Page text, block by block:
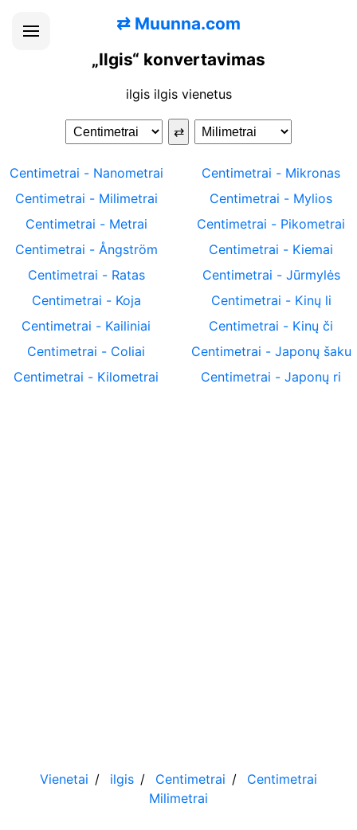
⇄ Muunna.com
„Ilgis“ konvertavimas
ilgis ilgis vienetus
⇄
Centimetrai - Nanometrai
Centimetrai - Milimetrai
Centimetrai - Metrai
Centimetrai - Ångström
Centimetrai - Ratas
Centimetrai - Koja
Centimetrai - Kailiniai
Centimetrai - Coliai
Centimetrai - Kilometrai
Centimetrai - Mikronas
Centimetrai - Mylios
Centimetrai - Pikometrai
Centimetrai - Kiemai
Centimetrai - Jūrmylės
Centimetrai - Kinų li
Centimetrai - Kinų či
Centimetrai - Japonų šaku
Centimetrai - Japonų ri
Vienetai ilgis Centimetrai
Centimetrai
Milimetrai